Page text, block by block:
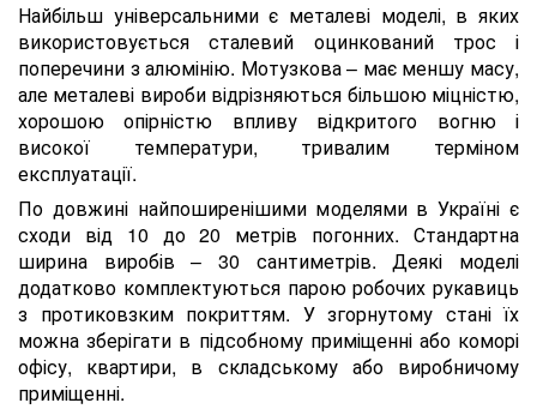
Найбільш універсальними є металеві моделі, в яких
використовується сталевий оцинкований трос і
поперечини з алюмінію. Мотузкова – має меншу масу,
але металеві вироби відрізняються більшою міцністю,
хорошою опірністю впливу відкритого вогню і
високої температури, тривалим терміном
експлуатації.
По довжині найпоширенішими моделями в Україні є
сходи від 10 до 20 метрів погонних. Стандартна
ширина виробів – 30 сантиметрів. Деякі моделі
додатково комплектуються парою робочих рукавиць
з протиковзким покриттям. У згорнутому стані їх
можна зберігати в підсобному приміщенні або коморі
офісу, квартири, в складському або виробничому
приміщенні.